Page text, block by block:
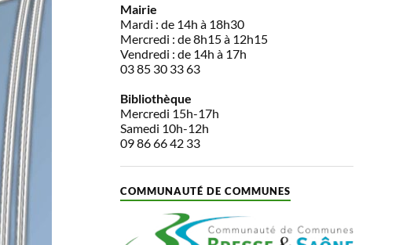
Mairie
Mardi : de 14h à 18h30
Mercredi : de 8h15 à 12h15
Vendredi : de 14h à 17h
03 85 30 33 63
Bibliothèque
Mercredi 15h-17h
Samedi 10h-12h
09 86 66 42 33
COMMUNAUTÉ DE COMMUNES